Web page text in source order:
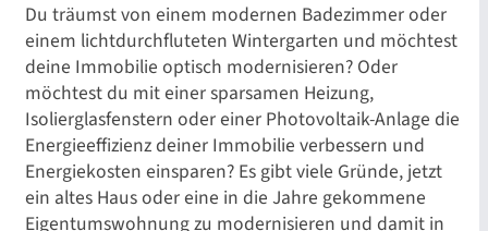
Du träumst von einem modernen Badezimmer oder
einem lichtdurchfluteten Wintergarten und möchtest
deine Immobilie optisch modernisieren? Oder
möchtest du mit einer sparsamen Heizung,
Isolierglasfenstern oder einer Photovoltaik-Anlage die
Energieeffizienz deiner Immobilie verbessern und
Energiekosten einsparen? Es gibt viele Gründe, jetzt
ein altes Haus oder eine in die Jahre gekommene
Eigentumswohnung zu modernisieren und damit in